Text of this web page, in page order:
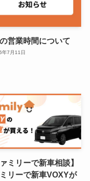
営業時間について
年7月11日
ァミリーで新車相談】
リーで新車VOXYが